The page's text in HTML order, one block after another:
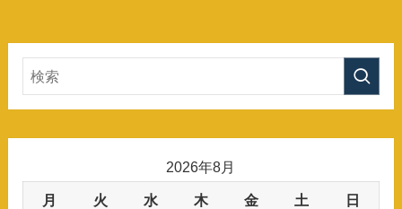
2026年8月
月 火 水 木 金 土 日